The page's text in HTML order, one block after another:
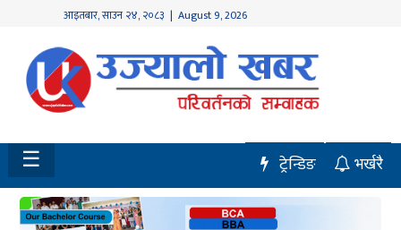
आइतबार,साउन २४, २०८३ | August 9, 2026
होमपेज
नवलपुर
विशेष
मध्य
नेपाल
☰ भर्खरै
ट्रेन्डिङ